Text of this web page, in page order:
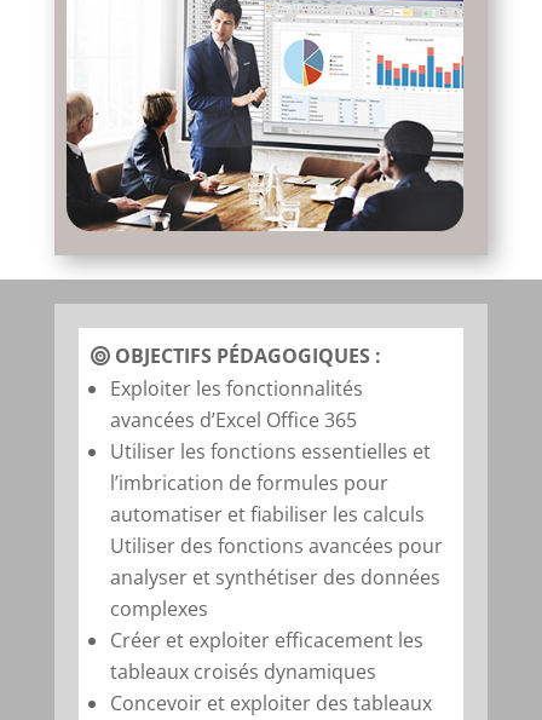
OBJECTIFS PÉDAGOGIQUES :
Exploiterles fonctionnalités
avancées d’Excel Office 365
Utiliser les fonctions essentielles et
l’imbrication de formules pour
automatiser et fiabiliser les calculs
Utiliser des fonctions avancées pour
analyseret synthétiser des données
complexes
Créer et exploiter efficacement les
tableauxcroisés dynamiques
Concevoir et exploiter des tableaux